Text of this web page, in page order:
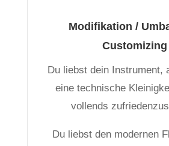
Modifikation /
Customizing
Du liebst dein Instrument,
eine technische
vollends
Du liebst den modernen